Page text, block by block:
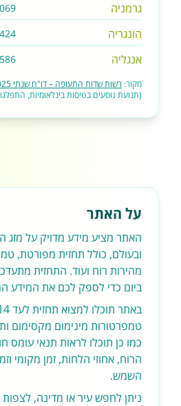
גרמניה
הונגריה
אנגליה
מקור: רשות שדות התעופה – דו"ח שנתי 2025, נמל התעופה בן-גוריון
(תנועת נוסעים בטיסות בינלאומיות,
על האתר
האתר מציע מידע מדויק על מזג
ובעולם, כולל תחזית מפורטת,
מהירות רוח ועוד. התחזית
ביום כדי לספק לכם את המידע
טמפרטורות מינימום מקסימום
כמו כן תוכלו לראות תנאי עומס
הרוח, אחוזי הלחות, זמן מקומי
השמש.
ניתן לחפש עיר או מדינה,